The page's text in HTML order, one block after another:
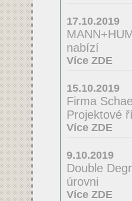
17.10.2019
nabízí
Více ZDE
15.10.2019
Firma
Projektové
Více ZDE
9.10.2019
Double
úrovni
Více ZDE